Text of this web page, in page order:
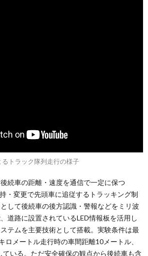
トラック隊列走行の様子
続車の距離・速度を通信で一定に保つ
・変更で先頭車に追従するトラッキング制
して後続車の後方認識・警報などをミリ波
道路に設置されているLED情報板を活用し
テムを主要技術として搭載。実験条件は最
ロメートル走行時の車間距離10メートル、
いる。ただ安全確保の観点から後続車も含